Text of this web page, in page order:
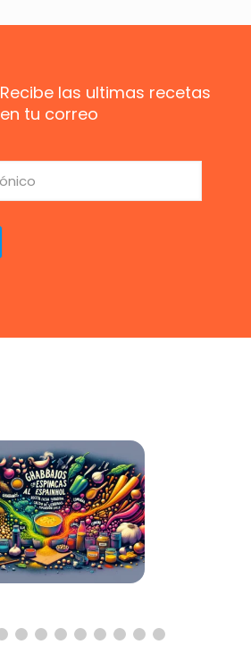
Recibe las ultimas recetas
en tu correo